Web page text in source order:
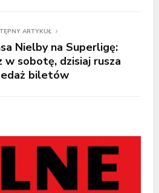
ARTYKUŁ
Nielby na Superligę:
w sobotę, dzisiaj rusza
biletów